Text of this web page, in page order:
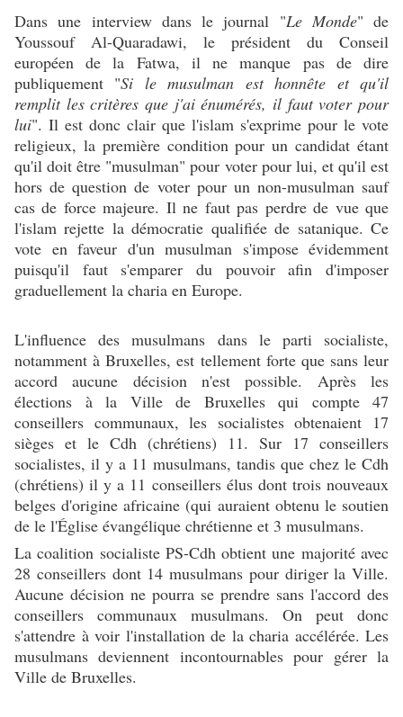
Dans une interview dans le journal "Le Monde" de
Youssouf Al-Quaradawi, le président du Conseil
européen de la Fatwa, il ne manque pas de dire
publiquement "Si le musulman est honnête et qu'il
remplit les critères que j'ai énumérés, il faut voter pour
lui". Il est donc clair que l'islam s'exprime pour le vote
religieux, la première condition pour un candidat étant
qu'il doit être "musulman" pour voter pour lui, et qu'il est
hors de question de voter pour un non-musulman sauf
cas de force majeure. Il ne faut pas perdre de vue que
l'islam rejette la démocratie qualifiée de satanique. Ce
vote en faveur d'un musulman s'impose évidemment
puisqu'il faut s'emparer du pouvoir afin d'imposer
graduellement la charia en Europe.
L'influence des musulmans dans le parti socialiste,
notamment à Bruxelles, est tellement forte que sans leur
accord aucune décision n'est possible. Après les
élections à la Ville de Bruxelles qui compte 47
conseillers communaux, les socialistes obtenaient 17
sièges et le Cdh (chrétiens) 11. Sur 17 conseillers
socialistes, il y a 11 musulmans, tandis que chez le Cdh
(chrétiens) il y a 11 conseillers élus dont trois nouveaux
belges d'origine africaine (qui auraient obtenu le soutien
de le l'Église évangélique chrétienne et 3 musulmans.
La coalition socialiste PS-Cdh obtient une majorité avec
28 conseillers dont 14 musulmans pour diriger la Ville.
Aucune décision ne pourra se prendre sans l'accord des
conseillers communaux musulmans. On peut donc
s'attendre à voir l'installation de la charia accélérée. Les
musulmans deviennent incontournables pour gérer la
Ville de Bruxelles.